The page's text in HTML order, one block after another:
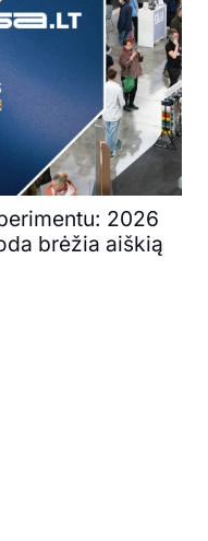
2026
brėžia aiškią